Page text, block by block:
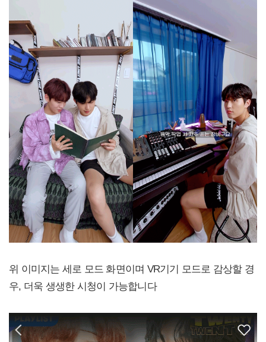
위 이미지는 세로 모드 화면이며 VR기기 모드로 감상할 경
우, 더욱 생생한 시청이 가능합니다